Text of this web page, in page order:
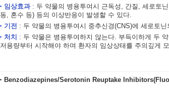
임상효과: 두 약물의 병용투여시 근독성, 간질, 세로토
동, 혼수 등) 등의 이상반응이 발생할 수 있다.
기전 : 두 약물의 병용투여시 중추신경(CNS)에 세로토
처치 : 두 약물은 병용투여하지 않는다. 부득이하게 두
저용량부터 시작해야 하며 환자의 임상상태를 주의깊게
Benzodiazepines/Serotonin Reuptake